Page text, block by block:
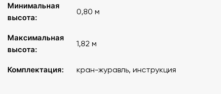
Минимальная
высота:
0,80 м
Максимальная
высота:
1,82 м
Комплектация: кран-журавль, инструкция